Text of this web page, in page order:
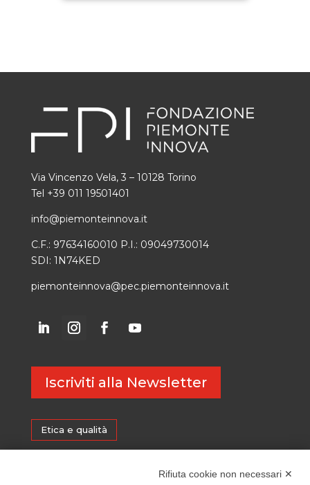
Via Vincenzo Vela, 3 – 10128 Torino
Tel +39 011 19501401
info@piemonteinnova.it
C.F.: 97634160010 P.I.: 09049730014
SDI: 1N74KED
piemonteinnova@pec.piemonteinnova.it
Iscriviti alla Newsletter
Etica e qualità
Rifiuta cookie non necessari ✕